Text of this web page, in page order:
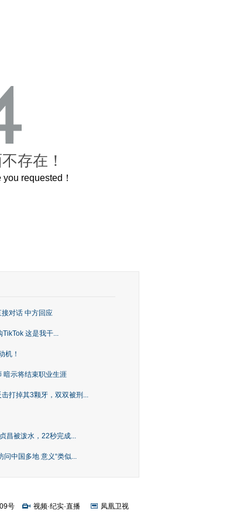
存在！
requested！
对话 中方回应
这是我干...
机！
暗示将结束职业生涯
打掉其3颗牙，双双被刑...
昌被泼水，22秒完成...
问中国多地 意义“类似...
号 视频·纪实·直播
凤凰卫视